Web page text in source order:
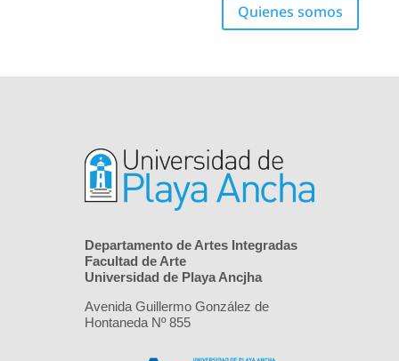
Quienes somos
Departamento de Artes Integradas
Facultad de Arte
Universidad de Playa Ancjha
Avenida Guillermo González de
Hontaneda Nº 855